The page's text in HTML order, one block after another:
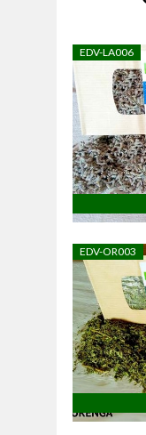
EDV-LA006
EDV-OR003